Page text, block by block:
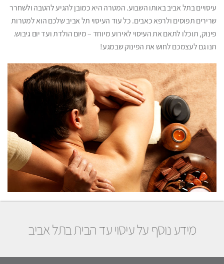
עיסויים בתל אביב באותו השבוע. המטרה היא כמובן להגיע להטבה ולשחרר
שרירים תפוסים ולרפא כאבים. כל עוד העיסוי תל אביב שלכם הוא למטרות
פינוק, תוכלו לתאם את העיסוי לאירוע מיוחד – מיום הולדת ועד יום גיבוש.
תנו גם לעצמכם לחוש את הפינוק שבמגע!
מידע נוסף על עיסוי עד הבית בתל אביב